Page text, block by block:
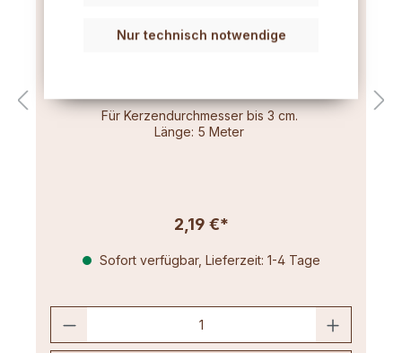
Für Kerzendurchmesser bis 3 cm.
Länge: 5 Meter
2,19 €*
Sofort verfügbar, Lieferzeit: 1-4 Tage
Nur technisch notwendige